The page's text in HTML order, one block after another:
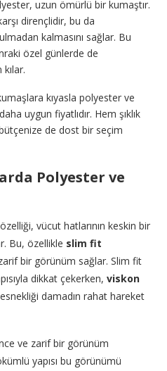
uzun ömürlü bir kumaştır.
dirençlidir, bu da
kalmasını sağlar. Bu
özel günlerde de
kıyasla polyester ve
uygun fiyatlıdır. Hem şıklık
de dost bir seçim
Polyester ve
vücut hatlarının keskin bir
Bu, özellikle slim fit
bir görünüm sağlar. Slim fit
dikkat çekerken, viskon
damadın rahat hareket
ve zarif bir görünüm
yapısı bu görünümü